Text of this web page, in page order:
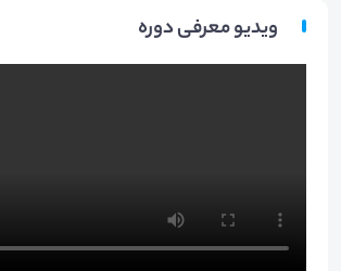
ویدیو معرفی دوره